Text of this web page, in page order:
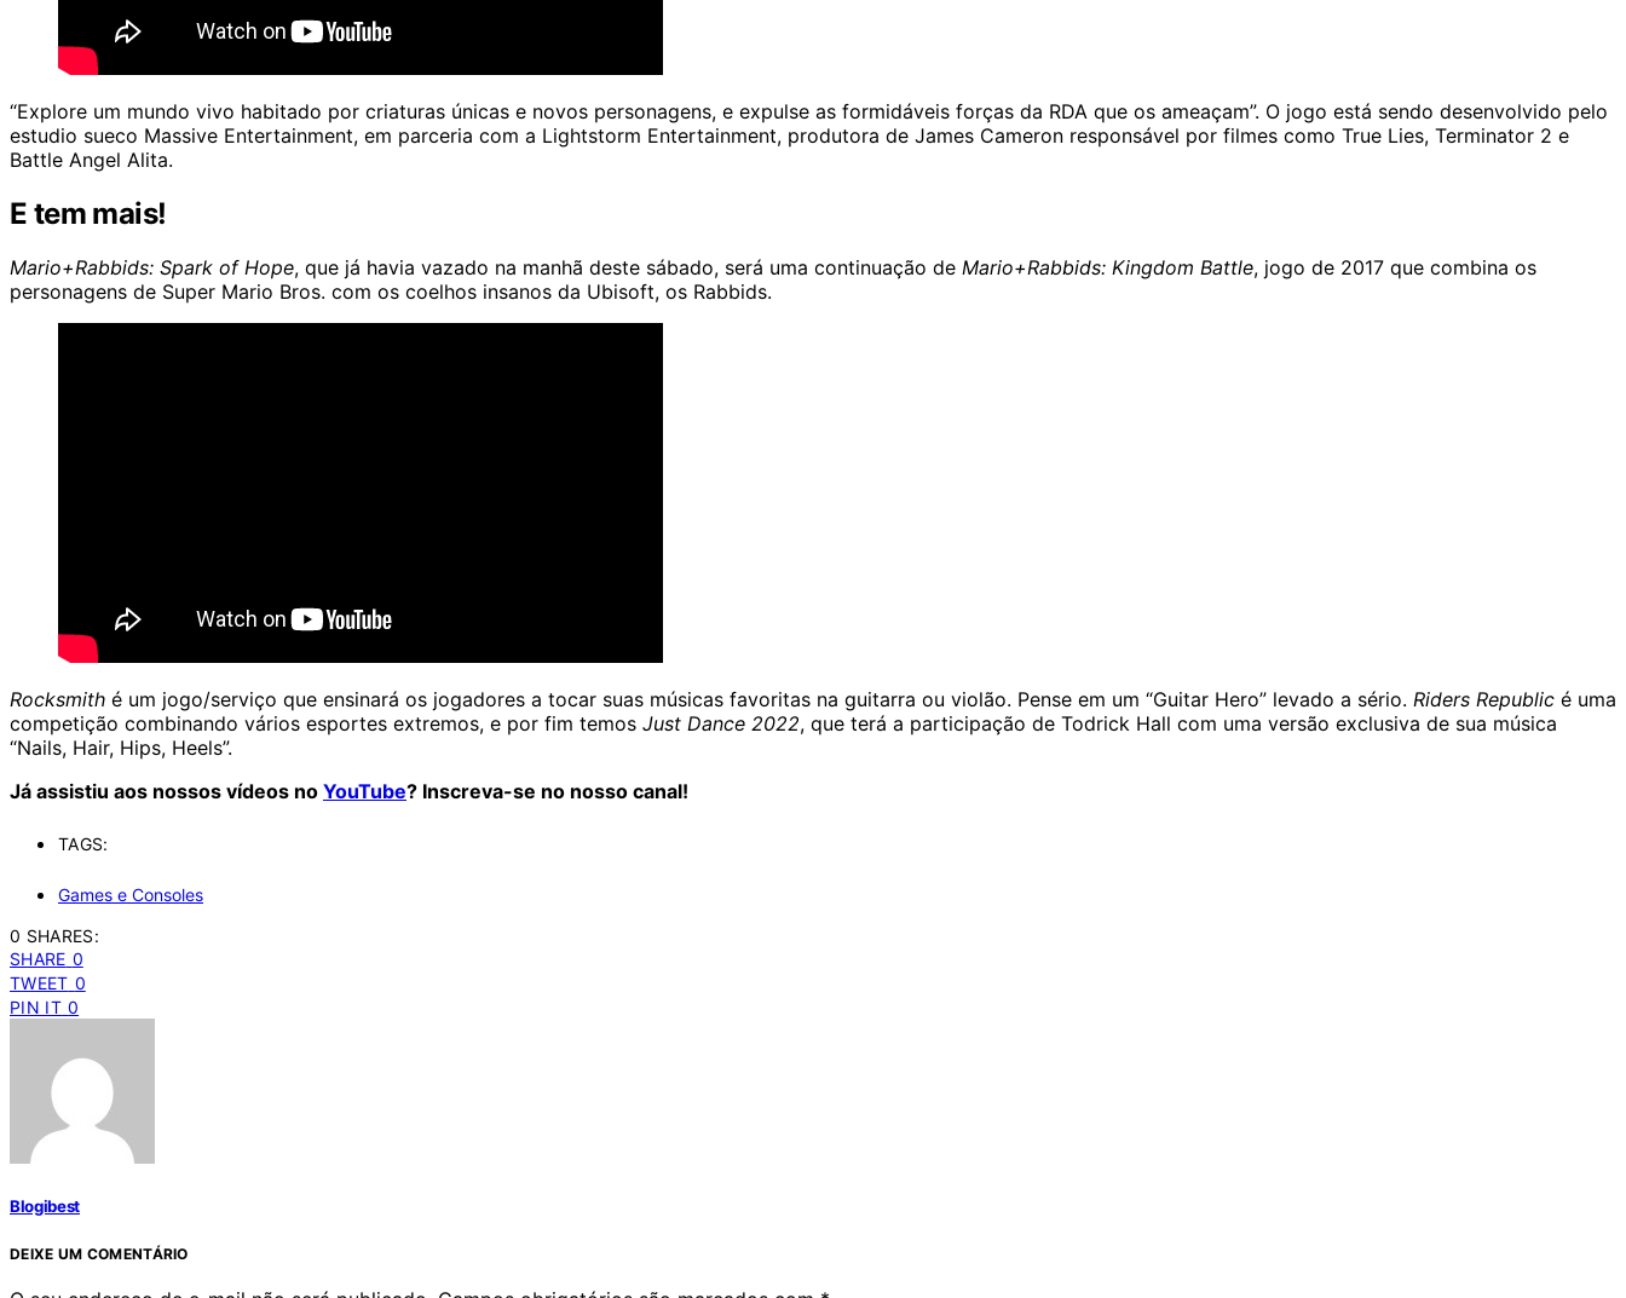
“Explore um mundo vivo habitado por criaturas únicas e novos personagens, e expulse as formidáveis forças da RDA que os ameaçam”. O jogo está sendo desenvolvido pelo
estudio sueco Massive Entertainment, em parceria com a Lightstorm Entertainment, produtora de James Cameron responsável por filmes como True Lies, Terminator 2 e
Battle Angel Alita.
E tem mais!
Mario+Rabbids: Spark of Hope, que já havia vazado na manhã deste sábado, será uma continuação de Mario+Rabbids: Kingdom Battle, jogo de 2017 que combina os
personagens de Super Mario Bros. com os coelhos insanos da Ubisoft, os Rabbids.
Rocksmith é um jogo/serviço que ensinará os jogadores a tocar suas músicas favoritas na guitarra ou violão. Pense em um “Guitar Hero” levado a sério. Riders Republic é uma
competição combinando vários esportes extremos, e por fim temos Just Dance 2022, que terá a participação de Todrick Hall com uma versão exclusiva de sua música
“Nails, Hair, Hips, Heels”.
Já assistiu aos nossos vídeos no YouTube? Inscreva-se no nosso canal!
TAGS:
Games e Consoles
0 SHARES:
SHARE 0
TWEET 0
PIN IT 0
Blogibest
DEIXE UM COMENTÁRIO